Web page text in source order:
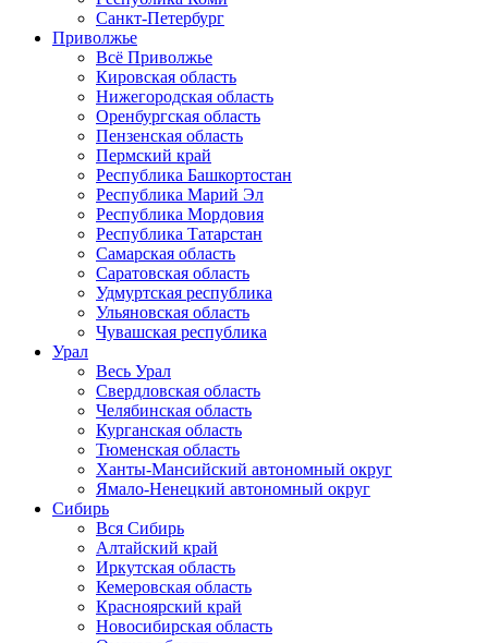
Санкт-Петербург
Приволжье
Всё Приволжье
Кировская область
Нижегородская область
Оренбургская область
Пензенская область
Пермский край
Республика Башкортостан
Республика Марий Эл
Республика Мордовия
Республика Татарстан
Самарская область
Саратовская область
Удмуртская республика
Ульяновская область
Чувашская республика
Урал
Весь Урал
Свердловская область
Челябинская область
Курганская область
Тюменская область
Ханты-Мансийский автономный округ
Ямало-Ненецкий автономный округ
Сибирь
Вся Сибирь
Алтайский край
Иркутская область
Кемеровская область
Красноярский край
Новосибирская область